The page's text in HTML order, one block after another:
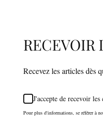
RECEVOIR
Recevez les articles dès
J'accepte de recevoir
Pour plus d'informations, se référer à